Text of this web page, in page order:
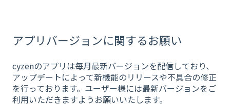
アプリバージョンに関するお願い
cyzenのアプリは毎月最新バージョンを配信しており、
アップデートによって新機能のリリースや不具合の修正
を行っております。ユーザー様には最新バージョンをご
利用いただきますようお願いいたします。